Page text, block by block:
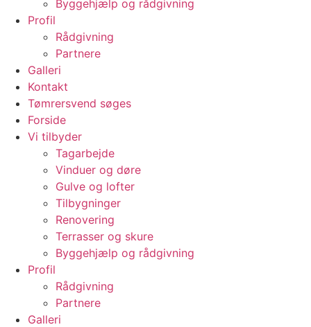
Byggehjælp og rådgivning
Profil
Rådgivning
Partnere
Galleri
Kontakt
Tømrersvend søges
Forside
Vi tilbyder
Tagarbejde
Vinduer og døre
Gulve og lofter
Tilbygninger
Renovering
Terrasser og skure
Byggehjælp og rådgivning
Profil
Rådgivning
Partnere
Galleri